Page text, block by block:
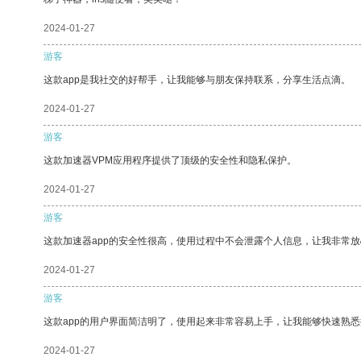
2024-01-27
游客
这款app是我社交的好帮手，让我能够与朋友保持联系，分享生活点滴。
2024-01-27
游客
这款加速器VPM应用程序提供了顶级的安全性和隐私保护。
2024-01-27
游客
这款加速器app的安全性很高，使用过程中不会泄露个人信息，让我非常放
2024-01-27
游客
这款app的用户界面简洁明了，使用起来非常容易上手，让我能够快速熟悉
2024-01-27